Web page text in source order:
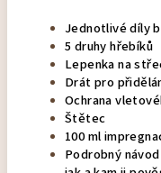
Jednotlivé díly
5 druhy hřebíků
Lepenka na
Drát pro
Ochrana
Štětec
100 ml
Podrobný